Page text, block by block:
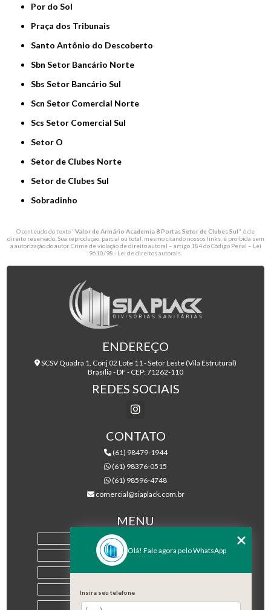
Por do Sol
Praça dos Tribunais
Santo Antônio do Descoberto
Sbn Setor Bancário Norte
Sbs Setor Bancário Sul
Scn Setor Comercial Norte
Scs Setor Comercial Sul
Setor O
Setor de Clubes Norte
Setor de Clubes Sul
Sobradinho
O conteúdo do texto "Valor de Armário Academia 8 Portas Setor de Clubes Sul" é de
direito reservado. Sua reprodução, parcial ou total, mesmo citando nossos links, é proibida sem
a autorização do autor. Crime de violação de direito autoral – artigo 184 do Código Penal – Lei
9610/98 - Lei de direitos autorais
ENDEREÇO
SCSV Quadra 1, Conj 02 Lote 11 - Setor Leste (Vila Estrutural)
Brasília - DF - CEP: 71262-110
REDES SOCIAIS
CONTATO
(61) 98479-1944
(61) 98376-0515
(61) 98596-4748
comercial@siaplack.com.br
MENU
EMPRESA
PRODUTOS
Olá! Fale agora pelo WhatsApp
Insira seu telefone